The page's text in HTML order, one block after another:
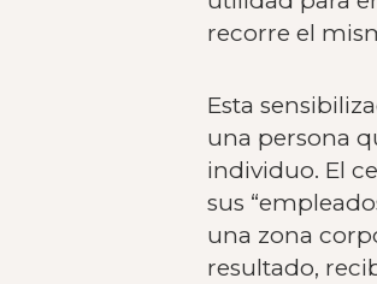
recorre el
Esta
una persona
individuo. El
sus
una zona
resultado,